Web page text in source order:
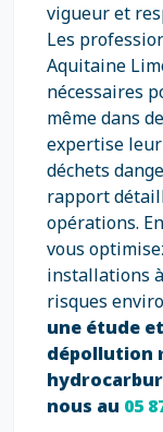
vigueur et
Les
Aquitaine
nécessaires
même dans
expertise
déchets
rapport
opérations.
vous
installations
risques
une étude
dépollution
nous au 05